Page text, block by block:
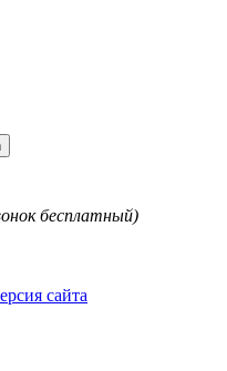
бесплатный)
сайта